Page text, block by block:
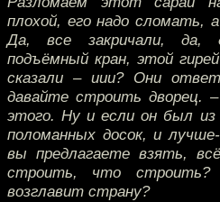
плохой, его надо сломать,
Да, все закричали, да,
подъёмный кран, этой
сказали – иии? Они
давайте строить дворец.
этого. Ну и если он был
поломанных досок, и
вы предлагаете взять,
строить, что
возглавит страну?